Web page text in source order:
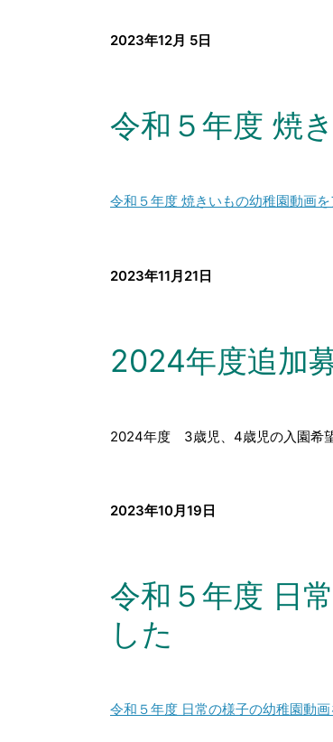
2023年12月 5日
令和５年度 焼
令和５年度 焼きいもの幼稚園動画
2023年11月21日
2024年度追加
2024年度 3歳児、4歳児の入園希望
2023年10月19日
令和５年度 日
した
令和５年度 日常の様子の幼稚園動